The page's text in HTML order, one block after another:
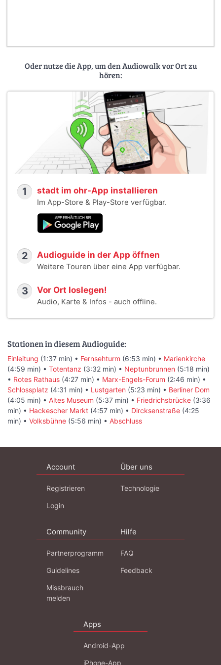
Oder nutze die App, um den Audiowalk vor Ort zu
hören:
1 stadt im ohr-App installieren
Im App-Store & Play-Store verfügbar.
2 Audioguide in der App öffnen
Weitere Touren über eine App verfügbar.
3 Vor Ort loslegen!
Audio, Karte & Infos - auch offline.
Stationen in diesem Audioguide:
Einleitung (1:37 min) • Fernsehturm (6:53 min) • Marienkirche
(4:59 min) • Totentanz (3:32 min) • Neptunbrunnen (5:18 min)
• Rotes Rathaus (4:27 min) • Marx-Engels-Forum (2:46 min) •
Schlossplatz (4:31 min) • Lustgarten (5:23 min) • Berliner Dom
(4:05 min) • Altes Museum (5:37 min) • Friedrichsbrücke (3:36
min) • Hackescher Markt (4:57 min) • Dircksenstraße (4:25
min) • Volksbühne (5:56 min) • Abschluss
Account
Registrieren
Login
Über uns
Technologie
Community
Partnerprogramm
Guidelines
Missbrauch
melden
Hilfe
FAQ
Feedback
Apps
Android-App
iPhone-App